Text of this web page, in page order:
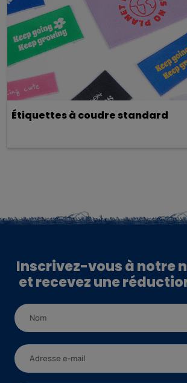
Étiquettes à coudre standard
Inscrivez-vous à notre
et recevez une